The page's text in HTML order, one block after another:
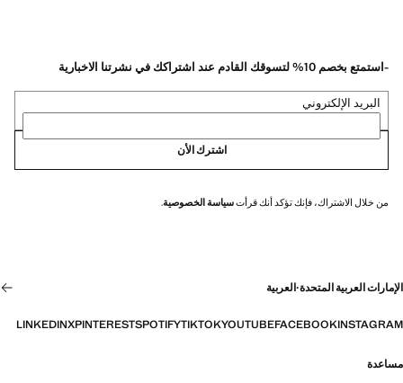
-استمتع بخصم 10% لتسوقك القادم عند اشتراكك في نشرتنا الاخبارية
البريد الإلكتروني
اشترك الأن
من خلال الاشتراك، فإنك تؤكد أنك قرأتسياسة الخصوصية.
الإمارات العربية المتحدة·العربية
INSTAGRAM
FACEBOOK
YOUTUBE
TIKTOK
SPOTIFY
PINTEREST
X
LINKEDIN
مساعدة